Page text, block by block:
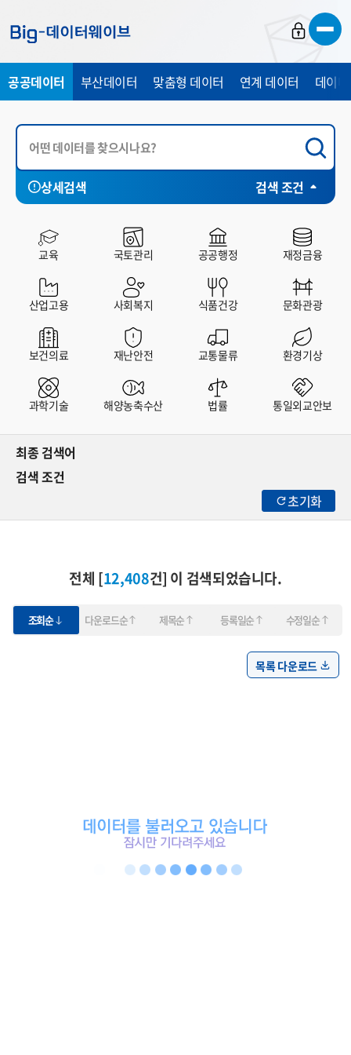
가
기
가
기
가
기
공공데이터 부산데이터 맞춤형 데이터 연계 데이터 데이
상세검색 검색 조건
시각화 SHEET부산시 서구 동구
교육 국토관리 공공행정 재정금융
산업고용 사회복지 식품건강 문화관광
보건의료 재난안전 교통물류 환경기상
과학기술 해양농축수산 법률 통일외교안보
최종 검색어
검색 조건
초기화
전체 [12,408건] 이 검색되었습니다.
조회순 다운로드순 제목순 등록일순 수정일순
목록 다운로드